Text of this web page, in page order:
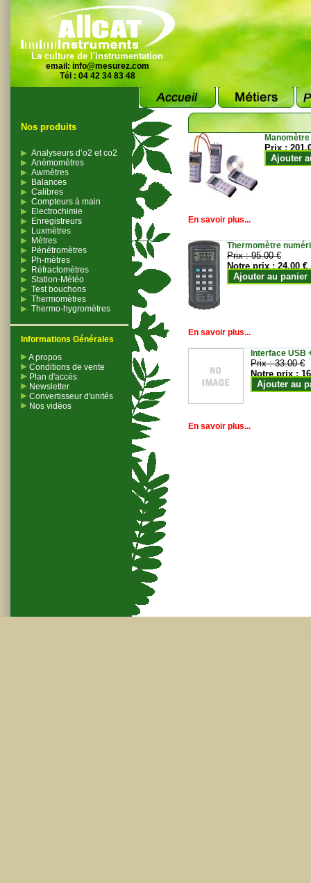
La culture de l'instrumentation
email: info@mesurez.com
Tél : 04 42 34 83 48
Nos produits
Analyseurs d’o2 et co2
Anémomètres
Awmètres
Balances
Calibres
Compteurs à main
Electrochimie
Enregistreurs
Luxmètres
Mètres
Pénétromètres
Ph-mètres
Réfractomètres
Station-Météo
Test bouchons
Thermomètres
Thermo-hygromètres
Informations Générales
A propos
Conditions de vente
Plan d'accès
Newsletter
Convertisseur d'unités
Nos vidéos
Prix :
Ajouter
En savoir plus...
Thermomètre
Prix :95.00 €
Notre prix :24.00 €
Ajouter au panier
En savoir plus...
Interface USB
Prix :33.00 €
Notre prix :
Ajouter au
En savoir plus...